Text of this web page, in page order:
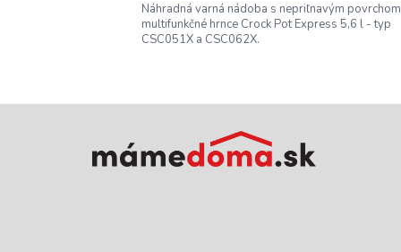
Náhradná varná nádoba s nepriľnavým
multifunkčné hrnce Crock Pot Express 5,6 l - typ
CSC051X a CSC062X.